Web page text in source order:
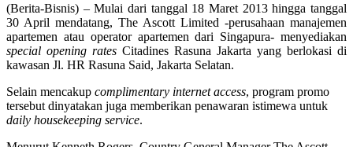
(Berita-Bisnis) – Mulai dari tanggal 18 Maret 2013 hingga tanggal
30 April mendatang, The Ascott Limited -perusahaan manajemen
apartemen atau operator apartemen dari Singapura- menyediakan
special opening rates Citadines Rasuna Jakarta yang berlokasi di
kawasan Jl. HR Rasuna Said, Jakarta Selatan.
Selain mencakup complimentary internet access, program promo
tersebut dinyatakan juga memberikan penawaran istimewa untuk
daily housekeeping service.